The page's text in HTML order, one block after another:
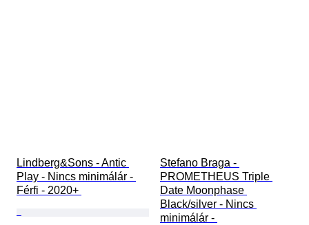
Lindberg&Sons - Antic
Play - Nincs minimálár -
Férfi - 2020+
Stefano Braga -
PROMETHEUS Triple
Date Moonphase
Black/silver - Nincs
minimálár -